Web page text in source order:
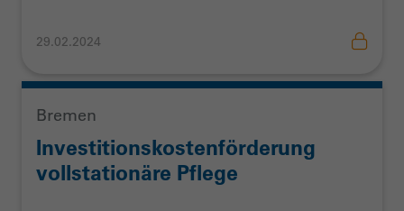
29.02.2024
Bremen
Investitionskostenförderung
vollstationäre Pflege